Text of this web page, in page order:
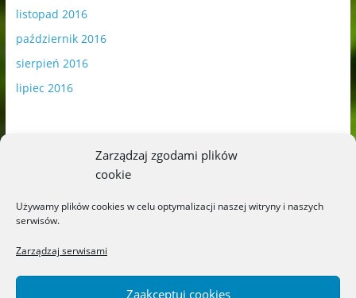
Zarządzaj zgodami plików
cookie
Używamy plików cookies w celu optymalizacji naszej witryny i naszych
serwisów.
Zarządzaj serwisami
Zaakceptuj cookies
listopad 2016
październik 2016
sierpień 2016
lipiec 2016